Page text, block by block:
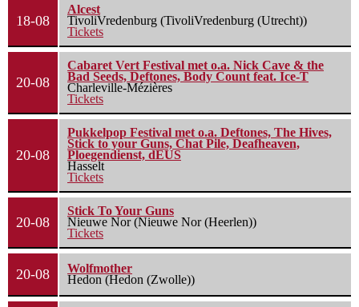
18-08
Alcest
TivoliVredenburg (TivoliVredenburg (Utrecht))
Tickets
20-08
Cabaret Vert Festival met o.a. Nick Cave & the
Bad Seeds, Deftones, Body Count feat. Ice-T
Charleville-Mézières
Tickets
20-08
Pukkelpop Festival met o.a. Deftones, The Hives,
Stick to your Guns, Chat Pile, Deafheaven,
Ploegendienst, dEUS
Hasselt
Tickets
20-08
Stick To Your Guns
Nieuwe Nor (Nieuwe Nor (Heerlen))
Tickets
20-08
Wolfmother
Hedon (Hedon (Zwolle))